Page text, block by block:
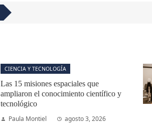
CIENCIA Y TECNOLOGÍA
Las 15 misiones espaciales que
ampliaron el conocimiento científico y
tecnológico
Paula Montiel
agosto 3, 2026